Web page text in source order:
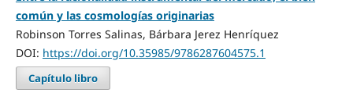
común y las cosmologías originarias
Robinson Torres Salinas, Bárbara Jerez Henríquez
DOI: https://doi.org/10.35985/9786287604575.1
Capítulo libro